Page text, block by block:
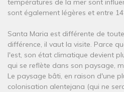
températures de la mer sont
sont également légères et entre
Santa Maria est différente de
différence, il vaut la visite. Parce
l'est, son état climatique devient
qui se reflète dans son paysage,
Le paysage bâti, en raison d'une
colonisation alentejana (qui ne